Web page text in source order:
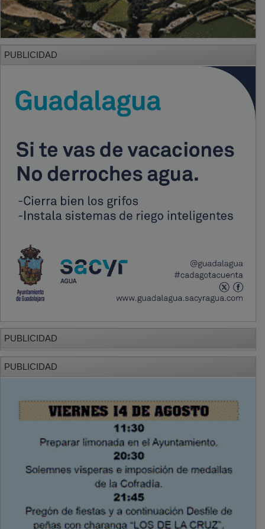
PUBLICIDAD
PUBLICIDAD
PUBLICIDAD